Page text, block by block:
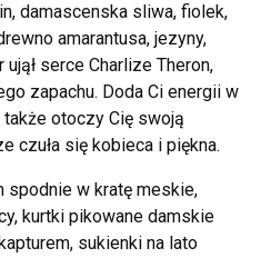
damascenska sliwa, fiolek,
amarantusa, jezyny,
serce Charlize Theron,
zapachu. Doda Ci energii w
otoczy Cię swoją
czuła się kobieca i piękna.
spodnie w kratę meskie,
kurtki pikowane damskie
sukienki na lato